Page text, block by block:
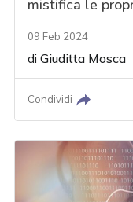
mistifica le
09 Feb 2024
diGiuditta Mosca
Condividi